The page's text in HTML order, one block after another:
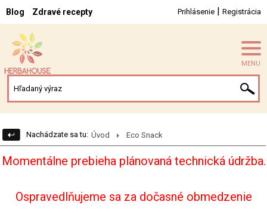
Blog Zdravé recepty Prihlásenie | Registrácia
MENU
Nachádzate sa tu: Úvod Eco Snack
Momentálne prebieha plánovaná technická údržba.
Ospravedlňujeme sa za dočasné obmedzenie